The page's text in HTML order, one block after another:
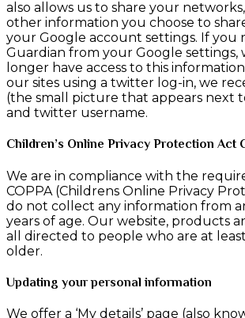
also allows us to share your
other information you choose to
your Google account settings. If you
Guardian from your Google settings,
longer have access to this
our sites using a twitter log-in, we
(the small picture that appears next
and twitter username.
Children’s Online Privacy Protection Act
We are in compliance with the
COPPA (Childrens Online Privacy
do not collect any information from
years of age. Our website, products
all directed to people who are at
older.
Updating your personal information
We offer a ‘My details’ page (also